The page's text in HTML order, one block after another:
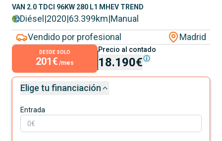
VAN 2.0 TDCI 96KW 280 L1 MHEV TREND
Diésel |2020|63.399km|Manual
Vendido por profesional
Madrid
DESDE SOLO
201€ /mes
Precio al contado
18.190€
Elige tu financiación
Entrada